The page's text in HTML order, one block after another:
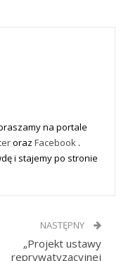
na portale
oraz Facebook .
i stajemy po stronie
NASTĘPNY
„Projekt ustawy
reprywatyzacyjnej